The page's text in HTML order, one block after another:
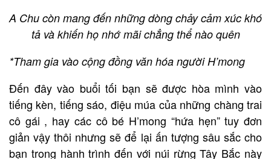
A Chu còn mang đến những dòng chảy cảm xúc khó
tả và khiến họ nhớ mãi chẳng thể nào quên
*Tham gia vào cộng đồng văn hóa người H’mong
Đến đây vào buổi tối bạn sẽ được hòa mình vào
tiếng kèn, tiếng sáo, điệu múa của những chàng trai
cô gái , hay các cô bé H’mong “hứa hẹn” tuy đơn
giản vậy thôi nhưng sẽ để lại ấn tượng sâu sắc cho
bạn trong hành trình đến với núi rừng Tây Bắc này